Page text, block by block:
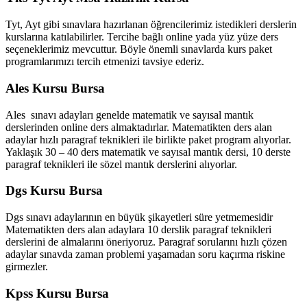
Tyt, Ayt gibi sınavlara hazırlanan öğrencilerimiz istedikleri derslerin
kurslarına katılabilirler. Tercihe bağlı online yada yüz yüze ders
seçeneklerimiz mevcuttur. Böyle önemli sınavlarda kurs paket
programlarımızı tercih etmenizi tavsiye ederiz.
Ales Kursu Bursa
Ales sınavı adayları genelde matematik ve sayısal mantık
derslerinden online ders almaktadırlar. Matematikten ders alan
adaylar hızlı paragraf teknikleri ile birlikte paket program alıyorlar.
Yaklaşık 30 – 40 ders matematik ve sayısal mantık dersi, 10 derste
paragraf teknikleri ile sözel mantık derslerini alıyorlar.
Dgs Kursu Bursa
Dgs sınavı adaylarının en büyük şikayetleri süre yetmemesidir
Matematikten ders alan adaylara 10 derslik paragraf teknikleri
derslerini de almalarını öneriyoruz. Paragraf sorularını hızlı çözen
adaylar sınavda zaman problemi yaşamadan soru kaçırma riskine
girmezler.
Kpss Kursu Bursa